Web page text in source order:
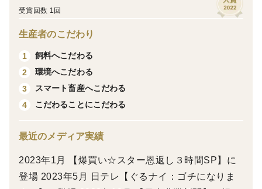
鹿児島県北部、さつま町の豊かな自然に囲まれ、牛たち
朝、穀物の独自ブレンドしたものを専用釜で蒸しあげて
います。牛舎には湯気とともに穀物の甘い香りが漂いま
す。まさに、人のご飯と同じように調理しているので
す。このこだわり抜いた飼料と徹底した衛生管理のも
と、さつま福永牛は他にはない特別な旨みと柔らかさを
受賞回数 1回
生産者のこだわり
1
飼料へこだわる
2
環境へこだわる
3
スマート畜産へこだわる
4
こだわることにこだわる
最近のメディア実績
2023年1月 【爆買い☆スター恩返し３時間SP】に
登場 2023年5月 日テレ【ぐるナイ：ゴチになりま